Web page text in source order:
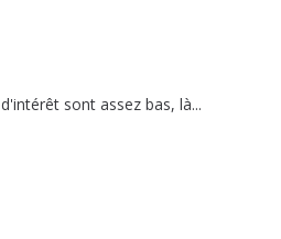
d'intérêt sont assez bas, là...